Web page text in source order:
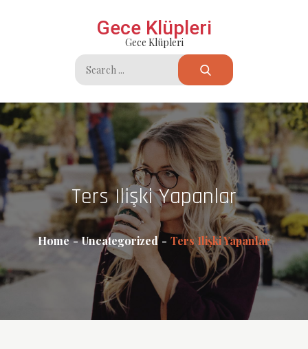
Gece Klüpleri
Gece Klüpleri
Search
for:
Ters Ilişki Yapanlar
Home Uncategorized Ters Ilişki Yapanlar